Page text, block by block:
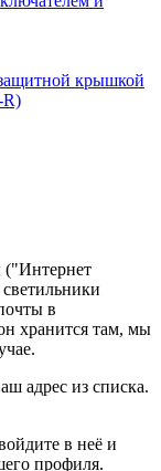
крышкой
R)
("Интернет
в
хранится там, мы
адрес из списка.
в неё и
профиля.